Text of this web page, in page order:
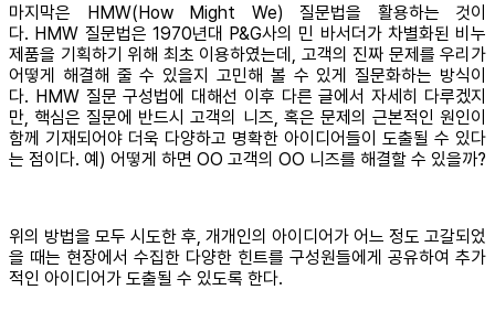
마지막은 HMW(How Might We) 질문법을 활용하는 것이
다. HMW 질문법은 1970년대 P&G사의 민 바서더가 차별화된 비누
제품을 기획하기 위해 최초 이용하였는데, 고객의 진짜 문제를 우리가
어떻게 해결해 줄 수 있을지 고민해 볼 수 있게 질문화하는 방식이
다. HMW 질문 구성법에 대해선 이후 다른 글에서 자세히 다루겠지
만, 핵심은 질문에 반드시 고객의 니즈, 혹은 문제의 근본적인 원인이
함께 기재되어야 더욱 다양하고 명확한 아이디어들이 도출될 수 있다
는 점이다. 예) 어떻게 하면 OO 고객의 OO 니즈를 해결할 수 있을까?
위의 방법을 모두 시도한 후, 개개인의 아이디어가 어느 정도 고갈되었
을 때는 현장에서 수집한 다양한 힌트를 구성원들에게 공유하여 추가
적인 아이디어가 도출될 수 있도록 한다.